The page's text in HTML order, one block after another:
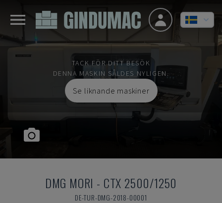
TACK FÖR DITT BESÖK
DENNA MASKIN SÅLDES NYLIGEN.
Se liknande maskiner
DMG MORI - CTX 2500/1250
DE-TUR-DMG-2018-00001